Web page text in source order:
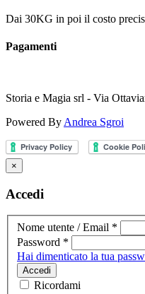
Dai 30KG in poi il costo
Pagamenti
Storia e Magia srl - Via
Powered By Andrea Sgroi
×
Accedi
Nome utente / Email *
Password *
Hai dimenticato la tua
Accedi
Ricordami